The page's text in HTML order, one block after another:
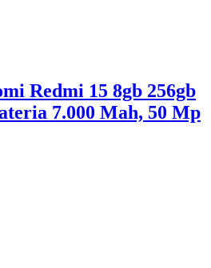
Redmi 15 8gb 256gb
7.000 Mah, 50 Mp